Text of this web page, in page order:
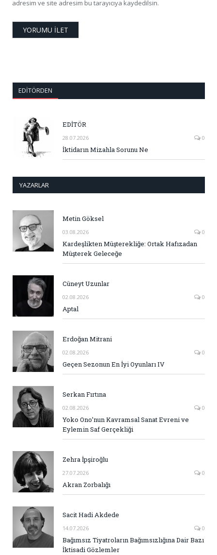
adresim ve site adresim bu tarayıcıya kaydedilsin.
EDITÖRDEN
EDİTÖR
28.07.2026 0
İktidarın Mizahla Sorunu Ne
YAZARLAR
Metin Göksel
03.08.2026 0
Kardeşlikten Müşterekliğe: Ortak Hafızadan
Müşterek Geleceğe
Cüneyt Uzunlar
02.08.2026 0
Aptal
Erdoğan Mitrani
02.08.2026 0
Geçen Sezonun En İyi Oyunları IV
Serkan Fırtına
02.08.2026 0
Yoko Ono’nun Kavramsal Sanat Evreni ve
Eylemin Saf Gerçekliği
Zehra İpşiroğlu
27.07.2026 0
Akran Zorbalığı
Sacit Hadi Akdede
14.07.2026 0
Bağımsız Tiyatroların Bağımsızlığına Dair Bazı
İktisadi Gözlemler